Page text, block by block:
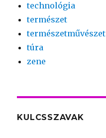
technológia
természet
természetművészet
túra
zene
KULCSSZAVAK